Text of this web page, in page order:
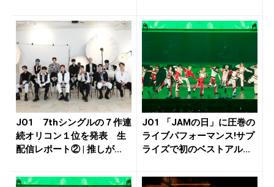
JO1 7thシングルの７作連
続オリコン１位を発表 生
配信レポート② | 推しが...
JO1 「JAMの日」に圧巻の
ライブパフォーマンス!サプ
ライズで初のベストアル...